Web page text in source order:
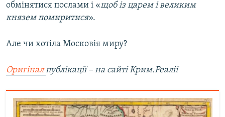
обмінятися послами і «щоб із царем і великим
князем помиритися».
Але чи хотіла Московія миру?
Оригінал​ публікації – на сайті Крим.Реалії